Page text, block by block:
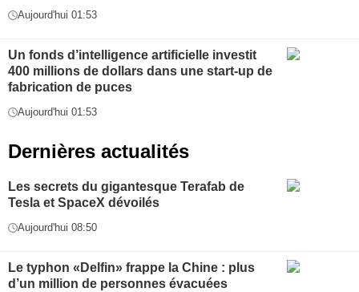
Aujourd'hui 01:53
Un fonds d’intelligence artificielle investit
400 millions de dollars dans une start-up de
fabrication de puces
Aujourd'hui 01:53
Dernières actualités
Les secrets du gigantesque Terafab de
Tesla et SpaceX dévoilés
Aujourd'hui 08:50
Le typhon «Delfin» frappe la Chine : plus
d’un million de personnes évacuées